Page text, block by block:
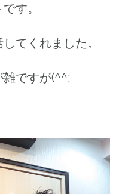
す。
てくれました。
ですが(^^;